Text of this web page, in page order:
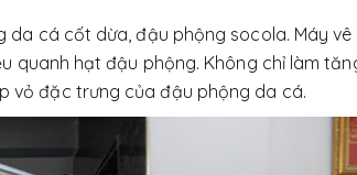
cá cốt dừa, đậu phộng socola. Máy
quanh hạt đậu phộng. Không chỉ làm
vỏ đặc trưng của đậu phộng da cá.